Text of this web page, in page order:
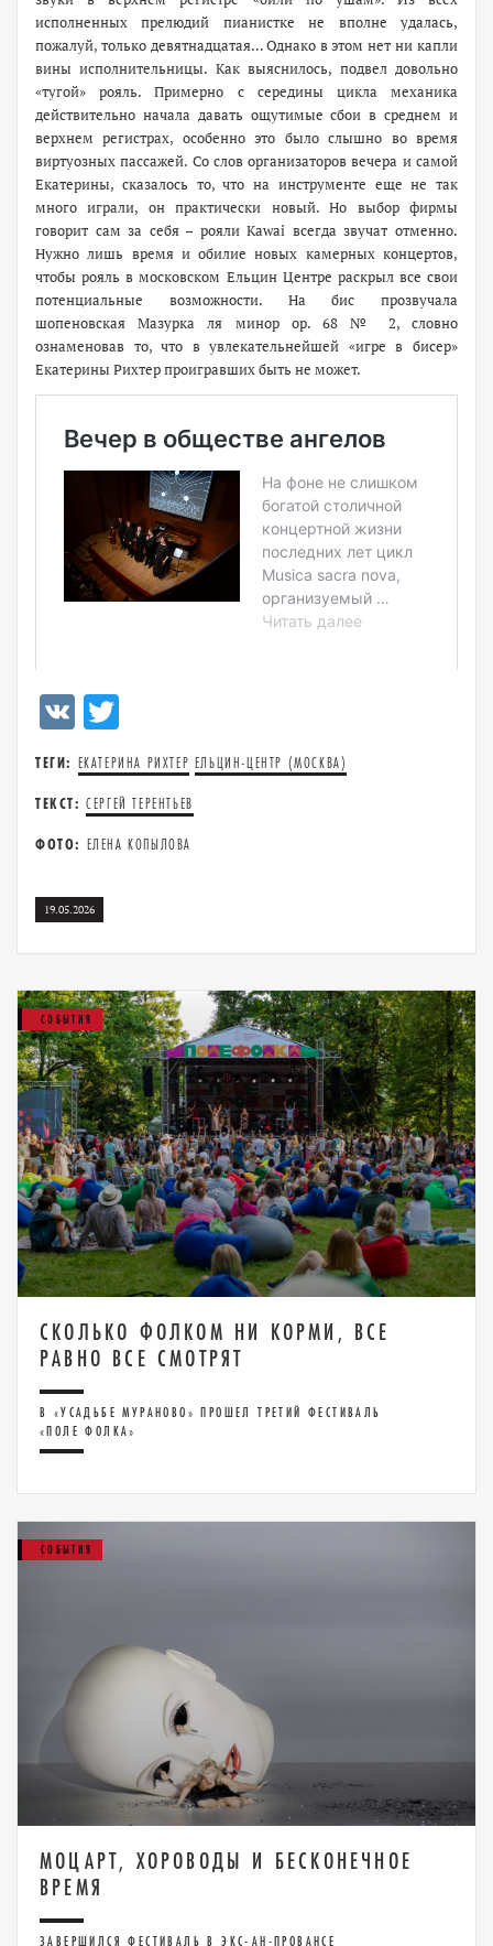
исполненных прелюдий пианистке не вполне удалась,
пожалуй, только девятнадцатая… Однако в этом нет ни капли
вины исполнительницы. Как выяснилось, подвел довольно
«тугой» рояль. Примерно с середины цикла механика
действительно начала давать ощутимые сбои в среднем и
верхнем регистрах, особенно это было слышно во время
виртуозных пассажей. Со слов организаторов вечера и самой
Екатерины, сказалось то, что на инструменте еще не так
много играли, он практически новый. Но выбор фирмы
говорит сам за себя – рояли Kawai всегда звучат отменно.
Нужно лишь время и обилие новых камерных концертов,
чтобы рояль в московском Ельцин Центре раскрыл все свои
потенциальные возможности. На бис прозвучала
шопеновская Мазурка ля минор ор. 68 № 2, словно
ознаменовав то, что в увлекательнейшей «игре в бисер»
Екатерины Рихтер проигравших быть не может.
VK
ТЕГИ: ЕКАТЕРИНА РИХТЕР ЕЛЬЦИН-ЦЕНТР (МОСКВА)
ТЕКСТ: СЕРГЕЙ ТЕРЕНТЬЕВ
ФОТО: ЕЛЕНА КОПЫЛОВА
19.05.2026
СОБЫТИЯ
СКОЛЬКО ФОЛКОМ НИ КОРМИ, ВСЕ
РАВНО ВСЕ СМОТРЯТ
В «УСАДЬБЕ МУРАНОВО» ПРОШЕЛ ТРЕТИЙ ФЕСТИВАЛЬ
«ПОЛЕ ФОЛКА»
СОБЫТИЯ
МОЦАРТ, ХОРОВОДЫ И БЕСКОНЕЧНОЕ
ВРЕМЯ
ЗАВЕРШИЛСЯ ФЕСТИВАЛЬ В ЭКС-АН-ПРОВАНСЕ